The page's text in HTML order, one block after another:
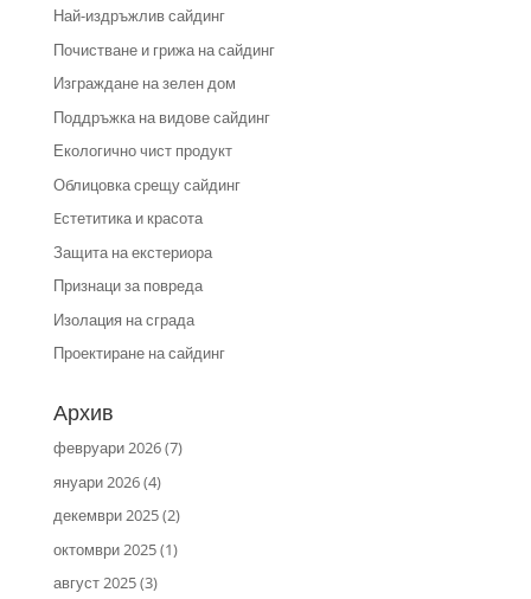
Най-издръжлив сайдинг
Почистване и грижа на сайдинг
Изграждане на зелен дом
Поддръжка на видове сайдинг
Екологично чист продукт
Облицовка срещу сайдинг
Eстетитика и красота
Защита на екстериора
Признаци за повреда
Изолация на сграда
Проектиране на сайдинг
Архив
февруари 2026(7)
януари 2026(4)
декември 2025(2)
октомври 2025(1)
август 2025(3)